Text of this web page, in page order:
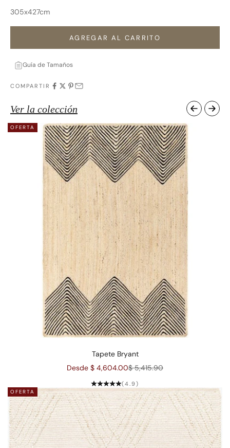
305x427cm
AGREGAR AL CARRITO
Guía de Tamaños
COMPARTIR
Ver la colección
OFERTA
Tapete Bryant
Precio de oferta
Desde $ 4,604.00Precio normal
$ 5,415.90
(4.9)
OFERTA